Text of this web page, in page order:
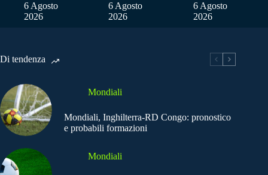
6 Agosto
2026
6 Agosto
2026
6 Agosto
2026
Di tendenza
Mondiali
Mondiali, Inghilterra-RD Congo: pronostico
e probabili formazioni
Mondiali